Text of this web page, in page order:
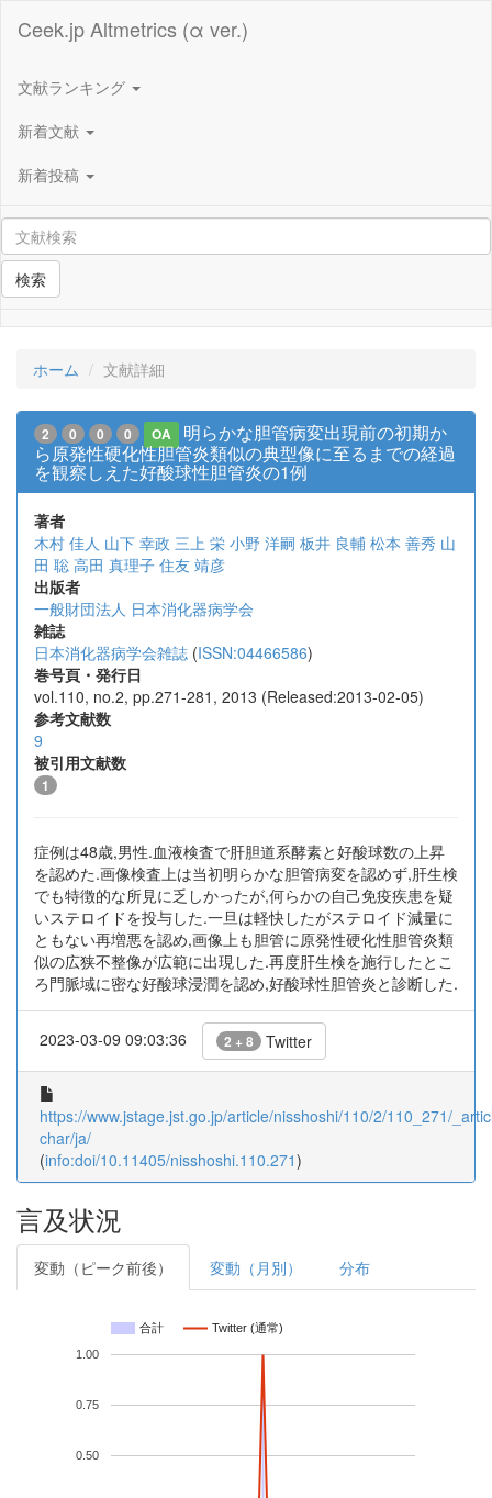
Ceek.jp Altmetrics (α ver.)
文献ランキング
新着文献
新着投稿
検索
ホーム 文献詳細
2 0 0 0 OA
明らかな胆管病変出現前の初期か
ら原発性硬化性胆管炎類似の典型像に至るまでの経過
を観察しえた好酸球性胆管炎の1例
著者
木村 佳人 山下 幸政 三上 栄 小野 洋嗣 板井 良輔 松本 善秀 山
田 聡 高田 真理子 住友 靖彦
出版者
一般財団法人 日本消化器病学会
雑誌
日本消化器病学会雑誌 (ISSN:04466586)
巻号頁・発行日
vol.110, no.2, pp.271-281, 2013 (Released:2013-02-05)
参考文献数
9
被引用文献数
1
症例は48歳,男性.血液検査で肝胆道系酵素と好酸球数の上昇
を認めた.画像検査上は当初明らかな胆管病変を認めず,肝生検
でも特徴的な所見に乏しかったが,何らかの自己免疫疾患を疑
いステロイドを投与した.一旦は軽快したがステロイド減量に
ともない再増悪を認め,画像上も胆管に原発性硬化性胆管炎類
似の広狭不整像が広範に出現した.再度肝生検を施行したとこ
ろ門脈域に密な好酸球浸潤を認め,好酸球性胆管炎と診断した.
2023-03-09 09:03:36 2 + 8 Twitter
https://www.jstage.jst.go.jp/article/nisshoshi/110/2/110_271/
char/ja/
(info:doi/10.11405/nisshoshi.110.271)
言及状況
変動（ピーク前後） 変動（月別） 分布
合計 Twitter (通常)
0.50
0.75
1.00